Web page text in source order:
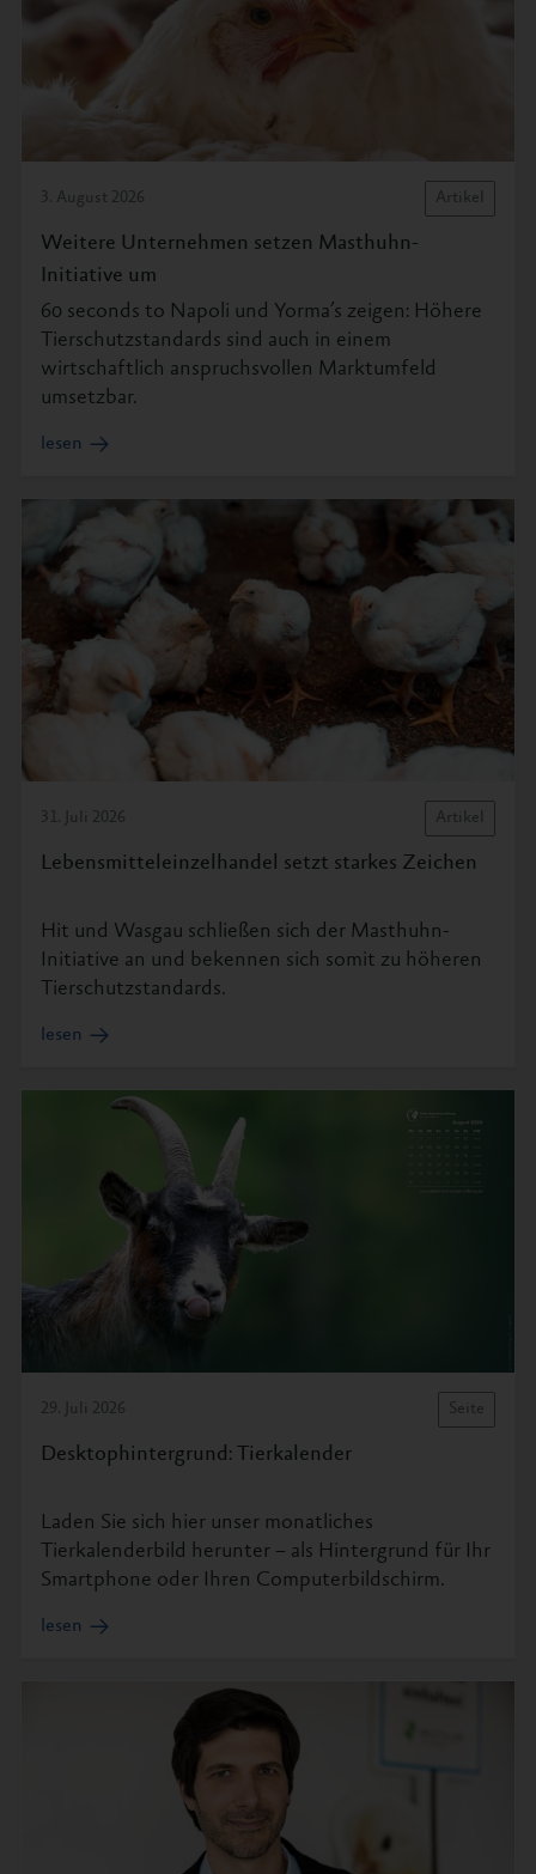
3. August 2026 Artikel
Weitere Unternehmen setzen Masthuhn-
Initiative um
60 seconds to Napoli und Yorma’s zeigen: Höhere
Tierschutzstandards sind auch in einem
wirtschaftlich anspruchsvollen Marktumfeld
umsetzbar.
lesen
31. Juli 2026 Artikel
Lebensmitteleinzelhandel setzt starkes Zeichen
Hit und Wasgau schließen sich der Masthuhn-
Initiative an und bekennen sich somit zu höheren
Tierschutzstandards.
lesen
29. Juli 2026 Seite
Desktophintergrund: Tierkalender
Laden Sie sich hier unser monatliches
Tierkalenderbild herunter – als Hintergrund für Ihr
Smartphone oder Ihren Computerbildschirm.
lesen